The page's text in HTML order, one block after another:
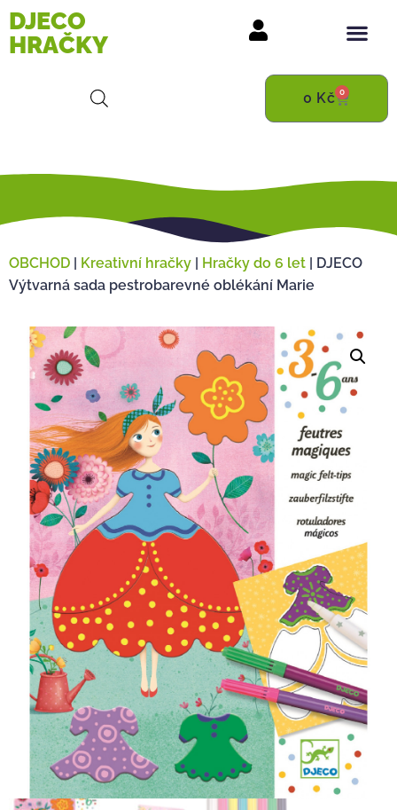
DJECO
HRAČKY
0 Kč 0
OBCHOD | Kreativní hračky | Hračky do 6 let | DJECO
Výtvarná sada pestrobarevné oblékání Marie